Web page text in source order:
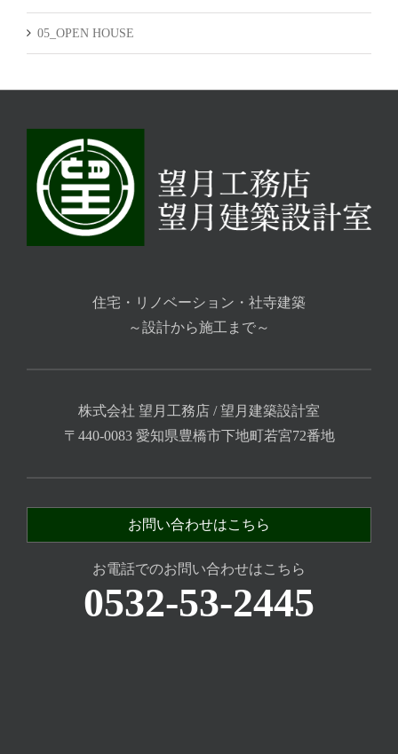
05_OPEN HOUSE
住宅・リノベーション・社寺建築
～設計から施工まで～
株式会社 望月工務店 / 望月建築設計室
〒440-0083 愛知県豊橋市下地町若宮72番地
お問い合わせはこちら
お電話でのお問い合わせはこちら
0532-53-2445